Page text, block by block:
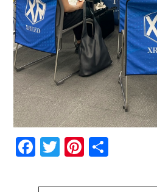
Facebook
TwitterPinterest